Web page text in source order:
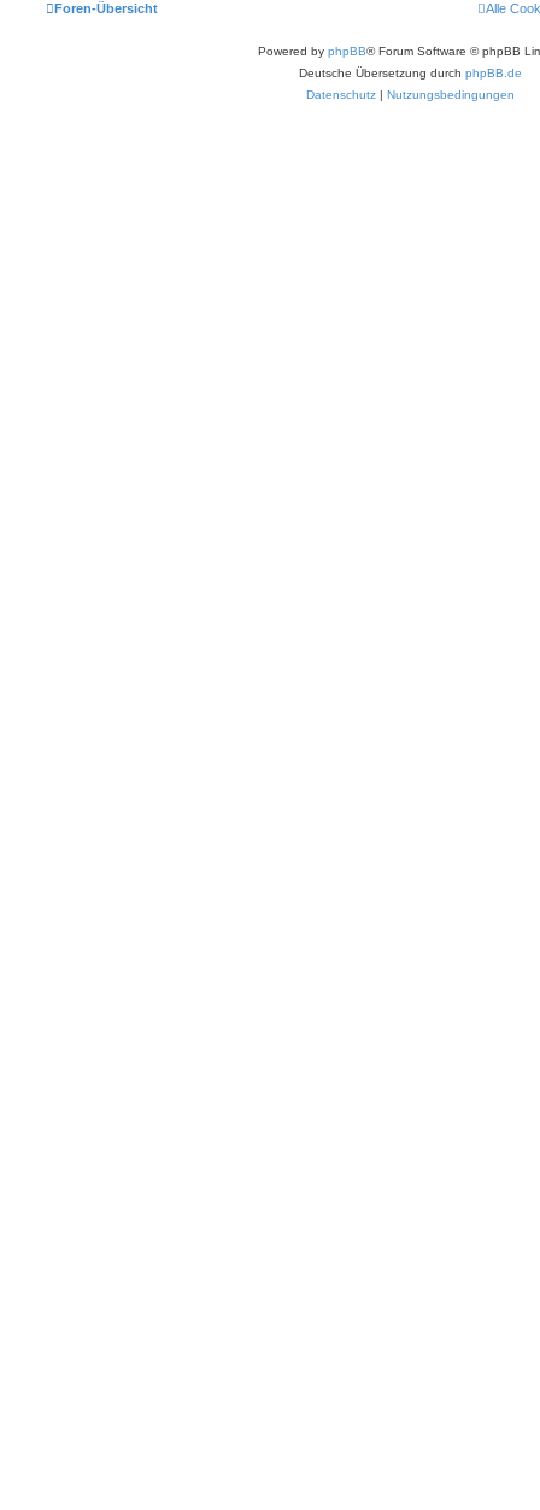
Foren-Übersicht Alle
Powered by phpBB® Forum Software © phpBB
Deutsche Übersetzung durch phpBB.de
Datenschutz | Nutzungsbedingungen